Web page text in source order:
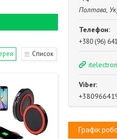
Список
Полтава,
+380 (96)
Графік